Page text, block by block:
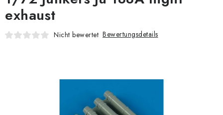
WARHAMMER
exhaust
Nicht bewertet Bewertungsdetails